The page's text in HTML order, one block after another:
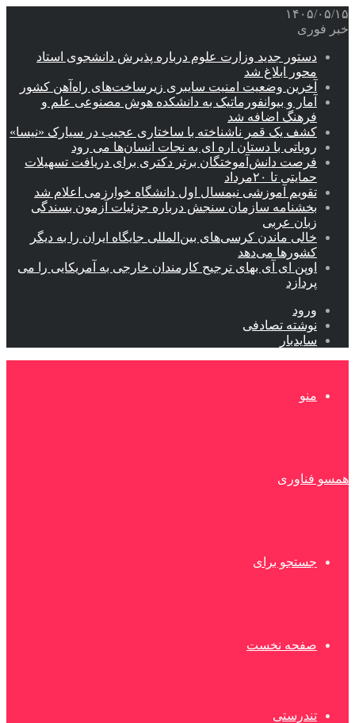
۱۴۰۵/۰۵/۱۵
خبر فوری
دستور جدید وزارت علوم درباره پذیرش دانشجوی استاد
محور ابلاغ شد
آخرین وضعیت امنیت سایبری زیرساخت‌های راه‌آهن کشور
آمار و بیوانفورماتیک به دانشکده هوش مصنوعی علم و
فرهنگ اضافه شد
کشف یک قمر ناشناخته با ساختاری عجیب در سیارک «نیسا»
روباتی با دستان اره ای به نجات انسان‌ها می رود
فرصت دانش‌آموختگان برتر دکتری‌ برای دریافت تسهیلات
حمایتی تا ۲۰مرداد
تقویم آموزشی نیمسال اول دانشگاه خوارزمی اعلام شد
بخشنامه سازمان سنجش درباره جزئیات آزمون بسندگی
زبان عربی
خالی ماندن کرسی‌های بین‌المللی جایگاه ایران را به دیگر
کشورها می‌دهد
اوپن ای آی بهای ترجیح کارمندان خارجی به آمریکایی را می
پردازد
ورود
نوشته تصادفی
سایدبار
منو
همسو فناوری
جستجو برای
صفحه نخست
تندرستی